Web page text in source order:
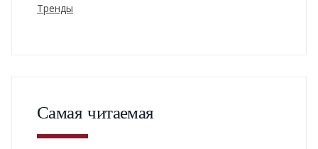
Тренды
Самая читаемая